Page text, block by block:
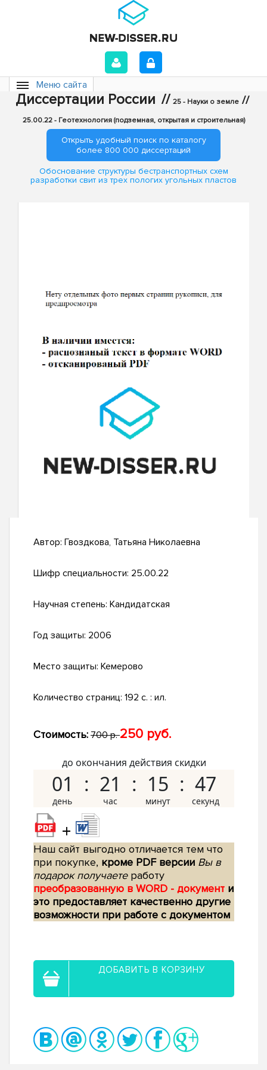
Меню сайта
Диссертации России // 25 - Науки о земле //
25.00.22 - Геотехнология (подземная, открытая и строительная)
Открыть удобный поиск по каталогу
более 800 000 диссертаций
Обоснование структуры бестранспортных схем
разработки свит из трех пологих угольных пластов
Автор: Гвоздкова, Татьяна Николаевна
Шифр специальности: 25.00.22
Научная степень: Кандидатская
Год защиты: 2006
Место защиты: Кемерово
Количество страниц: 192 с. : ил.
Стоимость: 700 р.250 руб.
до окончания действия скидки
01 21 15 46
+
Наш сайт выгодно отличается тем что
при покупке, кроме PDF версии Вы в
подарок получаетеработу
преобразованную в WORD - документ и
это предоставляет качественно другие
возможности при работе с документом
ДОБАВИТЬ В КОРЗИНУ